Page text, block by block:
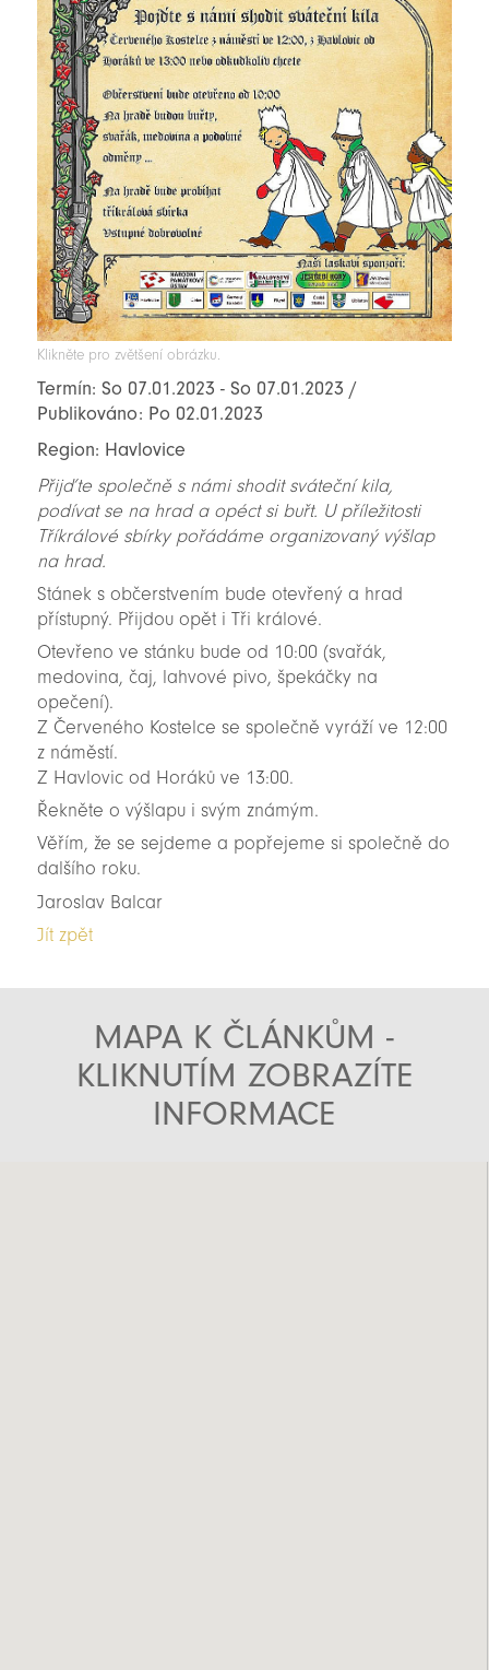
Klikněte pro zvětšení obrázku.
Termín: So 07.01.2023 - So 07.01.2023 /
Publikováno: Po 02.01.2023
Region: Havlovice
Přijďte společně s námi shodit sváteční kila,
podívat se na hrad a opéct si buřt. U příležitosti
Tříkrálové sbírky pořádáme organizovaný výšlap
na hrad.
Stánek s občerstvením bude otevřený a hrad
přístupný. Přijdou opět i Tři králové.
Otevřeno ve stánku bude od 10:00 (svařák,
medovina, čaj, lahvové pivo, špekáčky na
opečení).
Z Červeného Kostelce se společně vyráží ve 12:00
z náměstí.
Z Havlovic od Horáků ve 13:00.
Řekněte o výšlapu i svým známým.
Věřím, že se sejdeme a popřejeme si společně do
dalšího roku.
Jaroslav Balcar
Jít zpět
MAPA K ČLÁNKŮM -
KLIKNUTÍM ZOBRAZÍTE
INFORMACE